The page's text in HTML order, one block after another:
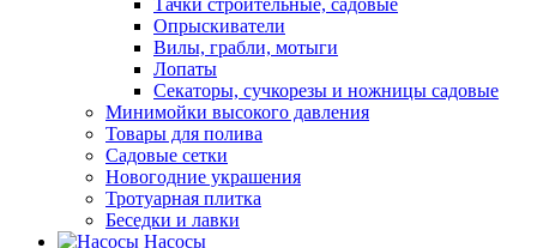
Тачки строительные, садовые
Опрыскиватели
Вилы, грабли, мотыги
Лопаты
Секаторы, сучкорезы и ножницы садовые
Минимойки высокого давления
Товары для полива
Садовые сетки
Новогодние украшения
Тротуарная плитка
Беседки и лавки
Насосы